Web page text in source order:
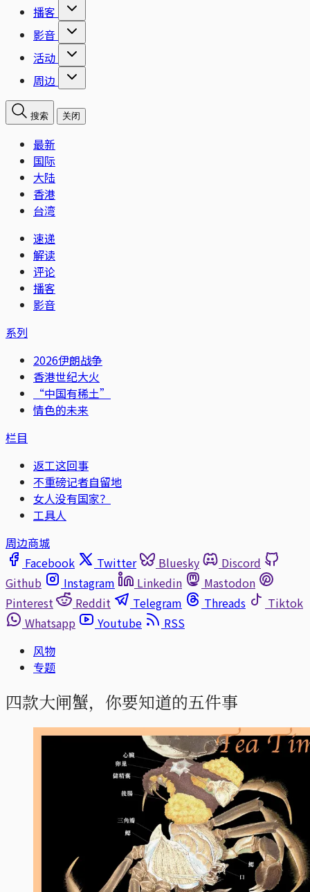
播客
影音
活动
周边
搜索 关闭
最新
国际
大陆
香港
台湾
速递
解读
评论
播客
影音
系列
2026伊朗战争
香港世纪大火
“中国有稀土”
情色的未来
栏目
返工这回事
不重磅记者自留地
女人没有国家？
工具人
周边商城
Facebook
Twitter Bluesky
Discord
Github
Instagram Linkedin
Mastodon
Pinterest
Reddit Telegram Threads
Tiktok
Whatsapp
Youtube
RSS
风物
专题
四款大闸蟹，你要知道的五件事